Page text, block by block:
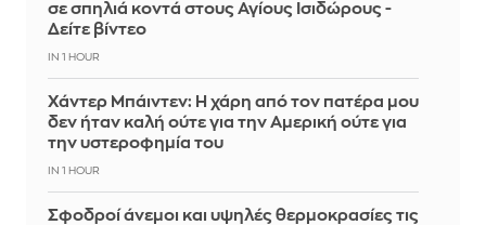
σε σπηλιά κοντά στους Αγίους Ισιδώρους -
Δείτε βίντεο
IN 1 HOUR
Χάντερ Μπάιντεν: Η χάρη από τον πατέρα μου
δεν ήταν καλή ούτε για την Αμερική ούτε για
την υστεροφημία του
IN 1 HOUR
Σφοδροί άνεμοι και υψηλές θερμοκρασίες τις